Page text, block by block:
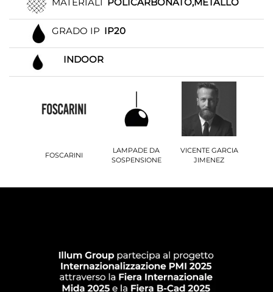
MATERIALI POLICARBONATO,METALLO
GRADO IP IP20
INDOOR
FOSCARINI
LAMPADE DA
SOSPENSIONE
VICENTE GARCIA
JIMENEZ